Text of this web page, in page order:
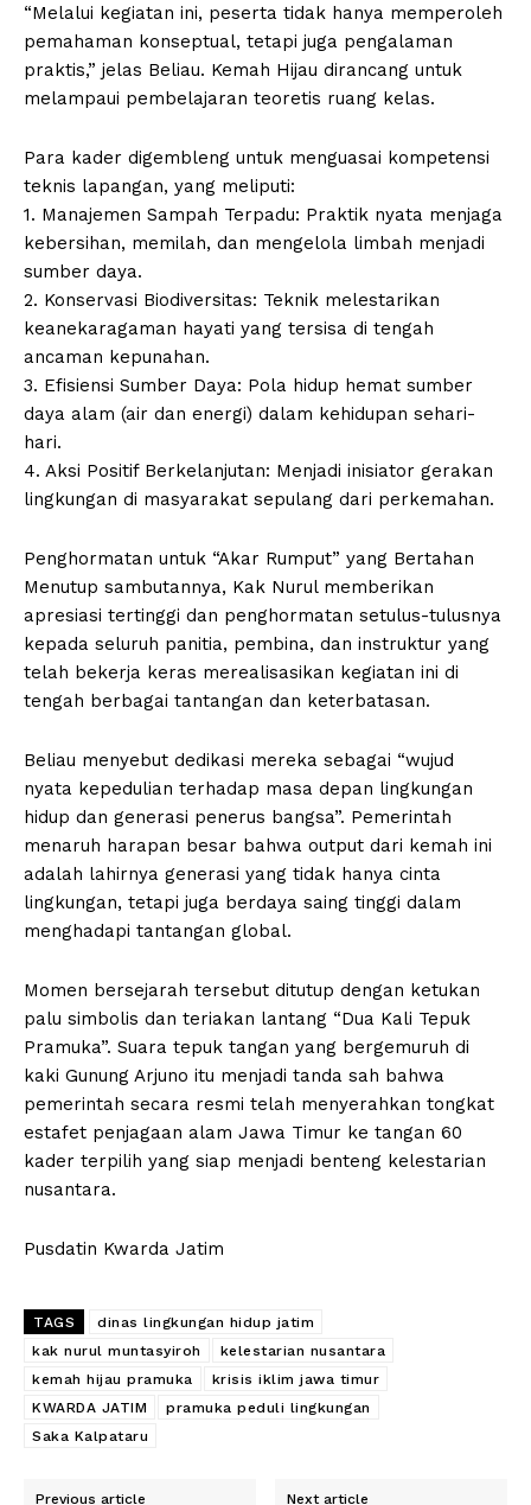
“Melalui kegiatan ini, peserta tidak hanya memperoleh
pemahaman konseptual, tetapi juga pengalaman
praktis,” jelas Beliau. Kemah Hijau dirancang untuk
melampaui pembelajaran teoretis ruang kelas.
Para kader digembleng untuk menguasai kompetensi
teknis lapangan, yang meliputi:
1. Manajemen Sampah Terpadu: Praktik nyata menjaga
kebersihan, memilah, dan mengelola limbah menjadi
sumber daya.
2. Konservasi Biodiversitas: Teknik melestarikan
keanekaragaman hayati yang tersisa di tengah
ancaman kepunahan.
3. Efisiensi Sumber Daya: Pola hidup hemat sumber
daya alam (air dan energi) dalam kehidupan sehari-
hari.
4. Aksi Positif Berkelanjutan: Menjadi inisiator gerakan
lingkungan di masyarakat sepulang dari perkemahan.
Penghormatan untuk “Akar Rumput” yang Bertahan
Menutup sambutannya, Kak Nurul memberikan
apresiasi tertinggi dan penghormatan setulus-tulusnya
kepada seluruh panitia, pembina, dan instruktur yang
telah bekerja keras merealisasikan kegiatan ini di
tengah berbagai tantangan dan keterbatasan.
Beliau menyebut dedikasi mereka sebagai “wujud
nyata kepedulian terhadap masa depan lingkungan
hidup dan generasi penerus bangsa”. Pemerintah
menaruh harapan besar bahwa output dari kemah ini
adalah lahirnya generasi yang tidak hanya cinta
lingkungan, tetapi juga berdaya saing tinggi dalam
menghadapi tantangan global.
Momen bersejarah tersebut ditutup dengan ketukan
palu simbolis dan teriakan lantang “Dua Kali Tepuk
Pramuka”. Suara tepuk tangan yang bergemuruh di
kaki Gunung Arjuno itu menjadi tanda sah bahwa
pemerintah secara resmi telah menyerahkan tongkat
estafet penjagaan alam Jawa Timur ke tangan 60
kader terpilih yang siap menjadi benteng kelestarian
nusantara.
Pusdatin Kwarda Jatim
TAGS
dinas lingkungan hidup jatim
kak nurul muntasyiroh
kelestarian nusantara
kemah hijau pramuka
krisis iklim jawa timur
KWARDA JATIM
pramuka peduli lingkungan
Saka Kalpataru
Previous article Next article